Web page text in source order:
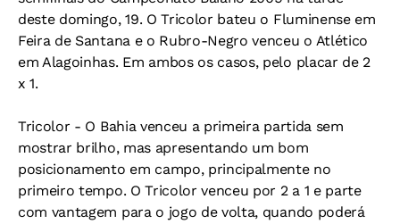
deste domingo, 19. O Tricolor bateu o Fluminense em
Feira de Santana e o Rubro-Negro venceu o Atlético
em Alagoinhas. Em ambos os casos, pelo placar de 2
x 1.
Tricolor - O Bahia venceu a primeira partida sem
mostrar brilho, mas apresentando um bom
posicionamento em campo, principalmente no
primeiro tempo. O Tricolor venceu por 2 a 1 e parte
com vantagem para o jogo de volta, quando poderá